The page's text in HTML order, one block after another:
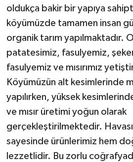
oldukça bakir bir yapıya
köyümüzde tamamen insan
organik tarım yapılmaktadır.
patatesimiz, fasulyemiz,
fasulyemiz ve mısırımız
Köyümüzün alt kesimlerinde
yapılırken, yüksek
ve mısır üretimi yoğun olarak
gerçekleştirilmektedir.
sayesinde ürünlerimiz hem
lezzetlidir. Bu zorlu